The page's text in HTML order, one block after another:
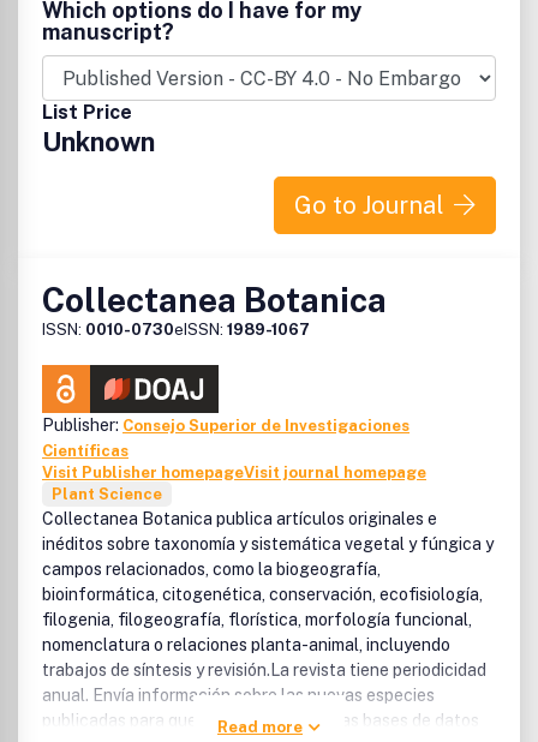
publicadas por el Consejo Superior de Investigaciones
Cienti´ficas de mayor antigu¨edad y dilatada andadura.
Arbor esta´ abierta al colectivo de investigadores
espan~oles y extranjeros y a los creadores y gestores de
nuestra cultura.
Which options do I have for my
manuscript?
List Price
Unknown
Go to Journal
Collectanea Botanica
ISSN: 0010-0730eISSN: 1989-1067
Publisher: Consejo Superior de Investigaciones
Científicas
Visit Publisher homepageVisit journal homepage
Plant Science
Collectanea Botanica publica artículos originales e
inéditos sobre taxonomía y sistemática vegetal y fúngica y
campos relacionados, como la biogeografía,
bioinformática, citogenética, conservación, ecofisiología,
filogenia, filogeografía, florística, morfología funcional,
nomenclatura o relaciones planta-animal, incluyendo
trabajos de síntesis y revisión.La revista tiene periodicidad
anual. Envía información sobre las nuevas especies
publicadas para que sean incluidas en las bases de datos
Read more